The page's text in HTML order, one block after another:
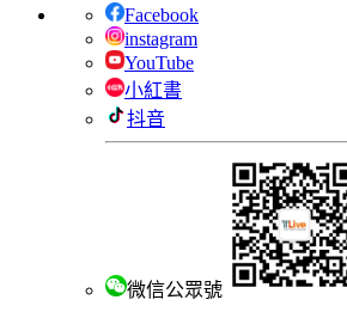
Facebook
instagram
YouTube
小紅書
抖音
微信公眾號